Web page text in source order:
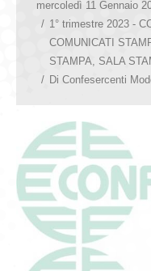
mercoledì 11 Gennaio
1° trimestre 2023 -
COMUNICATI
STAMPA, SALA
Di Confesercenti